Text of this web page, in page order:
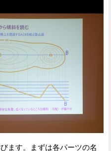
ます。まずは各パーツの名